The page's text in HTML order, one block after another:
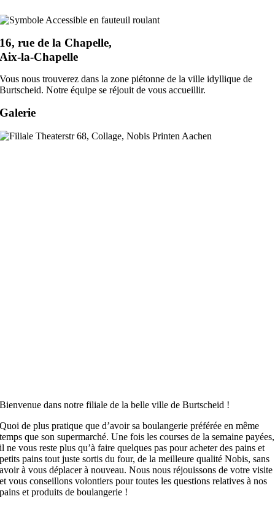
16, rue de la Chapelle,
Aix-la-Chapelle
Vous nous trouverez dans la zone piétonne de la ville idyllique de
Burtscheid. Notre équipe se réjouit de vous accueillir.
Galerie
Bienvenue dans notre filiale de la belle ville de Burtscheid !
Quoi de plus pratique que d’avoir sa boulangerie préférée en même
temps que son supermarché. Une fois les courses de la semaine payées,
il ne vous reste plus qu’à faire quelques pas pour acheter des pains et
petits pains tout juste sortis du four, de la meilleure qualité Nobis, sans
avoir à vous déplacer à nouveau. Nous nous réjouissons de votre visite
et vous conseillons volontiers pour toutes les questions relatives à nos
pains et produits de boulangerie !